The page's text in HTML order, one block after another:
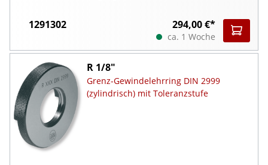
1291302 294,00 €*
ca. 1 Woche
R 1/8"
Grenz-Gewindelehrring DIN 2999
(zylindrisch) mit Toleranzstufe